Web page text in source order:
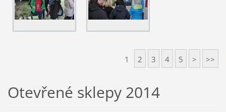
1 2 3 4 5 > >>
Otevřené sklepy 2014